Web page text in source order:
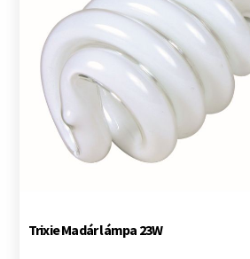
Trixie Madár lámpa 23W